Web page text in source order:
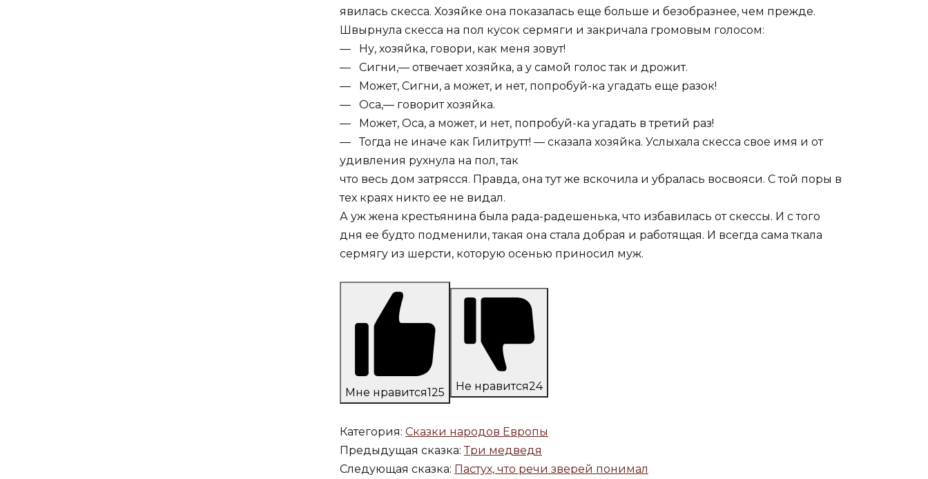
явилась скесса. Хозяйке она показалась еще больше и безобразнее, чем прежде.
Швырнула скесса на пол кусок сермяги и закричала громовым голосом:
— Ну, хозяйка, говори, как меня зовут!
— Сигни,— отвечает хозяйка, а у самой голос так и дрожит.
— Может, Сигни, а может, и нет, попробуй-ка угадать еще разок!
— Оса,— говорит хозяйка.
— Может, Оса, а может, и нет, попробуй-ка угадать в третий раз!
— Тогда не иначе как Гилитрутт! — сказала хозяйка. Услыхала скесса свое имя и от
удивления рухнула на пол, так
что весь дом затрясся. Правда, она тут же вскочила и убралась восвояси. С той поры в
тех краях никто ее не видал.
А уж жена крестьянина была рада-радешенька, что избавилась от скессы. И с того
дня ее будто подменили, такая она стала добрая и работящая. И всегда сама ткала
сермягу из шерсти, которую осенью приносил муж.
Мне нравится125 Не нравится24
Категория: Сказки народов Европы
Предыдущая сказка:Три медведя
Следующая сказка: Пастух, что речи зверей понимал